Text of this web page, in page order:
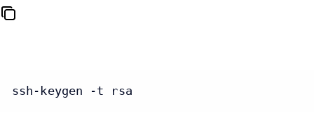
ssh-keygen -t rsa